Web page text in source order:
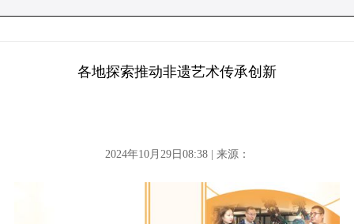
各地探索推动非遗艺术传承创新
2024年10月29日08:38 | 来源：